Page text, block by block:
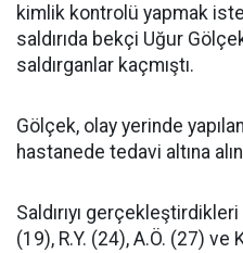
kimlik kontrolü yapmak
saldırıda bekçi Uğur
saldırganlar kaçmıştı.
Gölçek, olay yerinde
hastanede tedavi altına
Saldırıyı
(19), R.Y. (24), A.Ö. (27) ve